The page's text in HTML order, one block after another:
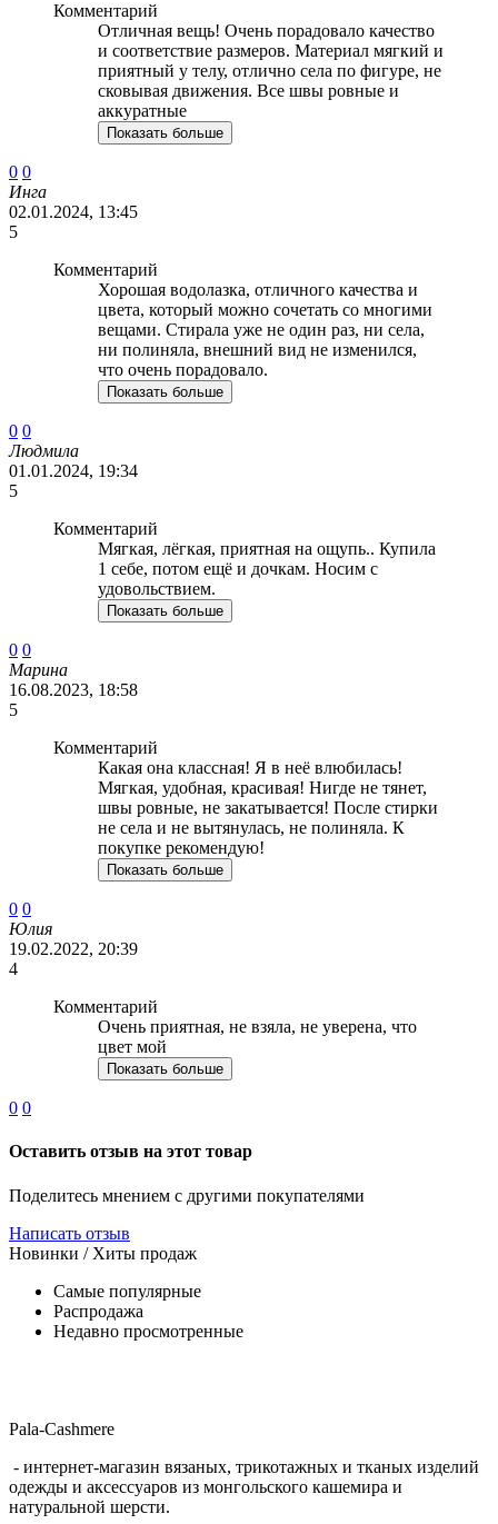
Комментарий
Отличная вещь! Очень порадовало качество
и соответствие размеров. Материал мягкий и
приятный у телу, отлично села по фигуре, не
сковывая движения. Все швы ровные и
аккуратные
Показать больше
0 0
Инга
02.01.2024, 13:45
5
Комментарий
Хорошая водолазка, отличного качества и
цвета, который можно сочетать со многими
вещами. Стирала уже не один раз, ни села,
ни полиняла, внешний вид не изменился,
что очень порадовало.
Показать больше
0 0
Людмила
01.01.2024, 19:34
5
Комментарий
Мягкая, лёгкая, приятная на ощупь.. Купила
1 себе, потом ещё и дочкам. Носим с
удовольствием.
Показать больше
0 0
Марина
16.08.2023, 18:58
5
Комментарий
Какая она классная! Я в неё влюбилась!
Мягкая, удобная, красивая! Нигде не тянет,
швы ровные, не закатывается! После стирки
не села и не вытянулась, не полиняла. К
покупке рекомендую!
Показать больше
0 0
Юлия
19.02.2022, 20:39
4
Комментарий
Очень приятная, не взяла, не уверена, что
цвет мой
Показать больше
0 0
Оставить отзыв на этот товар
Поделитесь мнением с другими покупателями
Написать отзыв
Новинки / Хиты продаж
Самые популярные
Распродажа
Недавно просмотренные
Pala-Cashmere
- интернет-магазин вязаных, трикотажных и тканых изделий
одежды и аксессуаров из монгольского кашемира и
натуральной шерсти.